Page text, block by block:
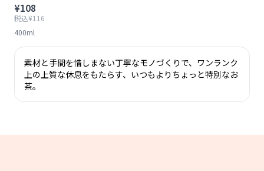
¥108
税込¥116
400ml
素材と手間を惜しまない丁寧なモノづくりで、ワンランク
上の上質な休息をもたらす、いつもよりちょっと特別なお
茶。